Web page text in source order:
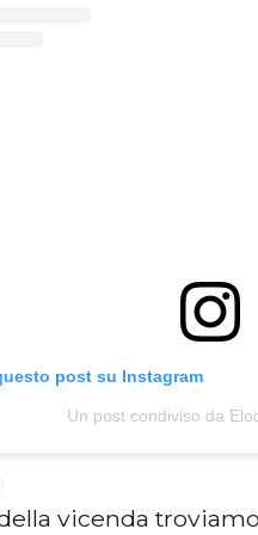
post su Instagram
Un post condiviso da
vicenda troviamo